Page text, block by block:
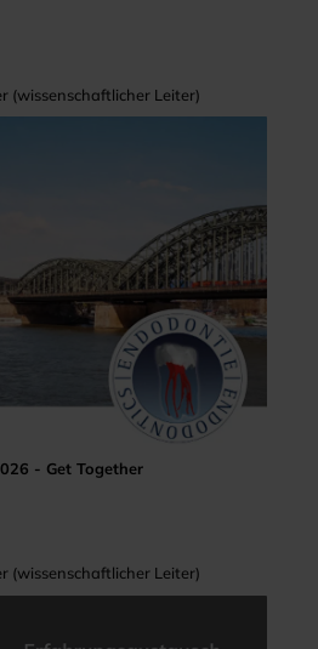
(wissenschaftlicher Leiter)
- Get Together
(wissenschaftlicher Leiter)